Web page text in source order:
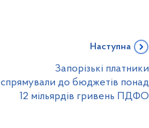
Наступна
Запорізькі платники
спрямували до бюджетів понад
12 мільярдів гривень ПДФО